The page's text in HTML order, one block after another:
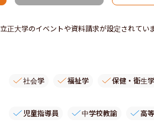
立正大学のイベントや資料請求が設定されてい
社会学 福祉学 保健・衛生学
児童指導員 中学校教諭 高